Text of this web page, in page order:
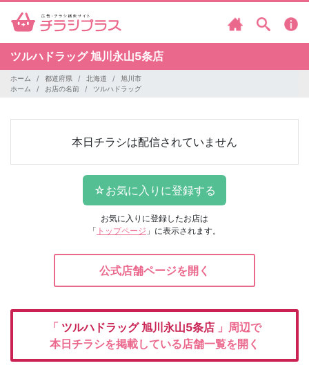
ツルハドラッグ 旭川永山5条店
ホーム 都道府県 北海道
旭川市
ホーム
お店の名前 ツルハドラッグ
本日チラシは配信されていません
お気に入りに登録したお店は
「 トップページ 」に表示されます。
公式店舗ページを開く
「 ツルハドラッグ 旭川永山5条店 」周辺で
本日チラシを掲載している店舗一覧を開く